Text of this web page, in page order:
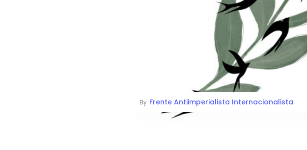
By Frente Antiimperialista Internacionalista